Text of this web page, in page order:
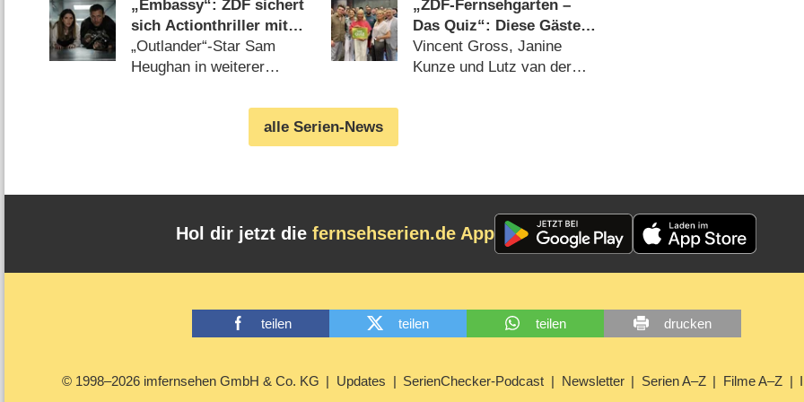
(31.07.2026)
„Embassy“: ZDF sichert
sich Actionthriller mit
Anna Kendrick und J.K.
Simmons
„Outlander“-Star Sam
Heughan in weiterer
„ZDF-Fernsehgarten –
Das Quiz“: Diese Gäste
spielen gegen Kiwi in der
Sonderfolge am 9.
Vincent Gross, Janine
Kunze und Lutz van der
alle Serien-News
Hol dir jetzt die fernsehserien.de App
teilen teilen teilen drucken
© 1998–2026 imfernsehen GmbH & Co. KG Updates SerienChecker-Podcast Newsletter Serien A–Z Filme A–Z